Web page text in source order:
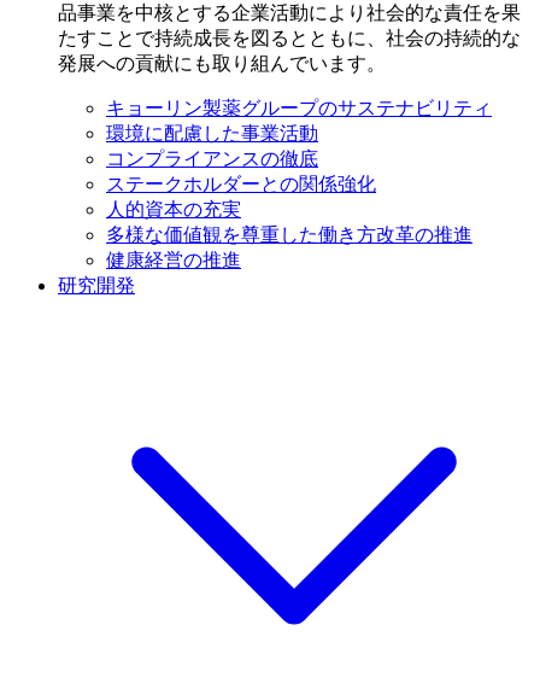
品事業を中核とする企業活動により社会的な責任を果
たすことで持続成長を図るとともに、社会の持続的な
発展への貢献にも取り組んでいます。
キョーリン製薬グループのサステナビリティ
環境に配慮した事業活動
コンプライアンスの徹底
ステークホルダーとの関係強化
人的資本の充実
多様な価値観を尊重した働き方改革の推進
健康経営の推進
研究開発